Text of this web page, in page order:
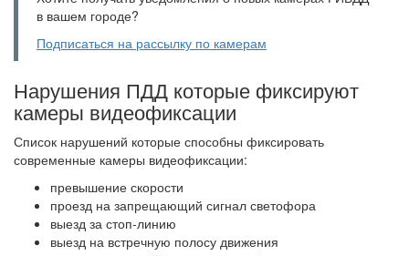
в вашем городе?
Подписаться на рассылку по камерам
Нарушения ПДД которые фиксируют
камеры видеофиксации
Список нарушений которые способны фиксировать
современные камеры видеофиксации:
превышение скорости
проезд на запрещающий сигнал светофора
выезд за стоп-линию
выезд на встречную полосу движения